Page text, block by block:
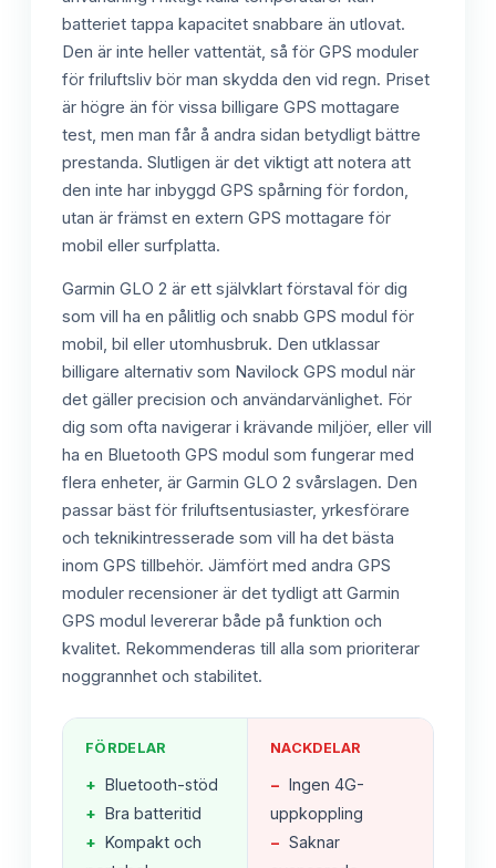
batteriet tappa kapacitet snabbare än utlovat.
Den är inte heller vattentät, så för GPS moduler
för friluftsliv bör man skydda den vid regn. Priset
är högre än för vissa billigare GPS mottagare
test, men man får å andra sidan betydligt bättre
prestanda. Slutligen är det viktigt att notera att
den inte har inbyggd GPS spårning för fordon,
utan är främst en extern GPS mottagare för
mobil eller surfplatta.
Garmin GLO 2 är ett självklart förstaval för dig
som vill ha en pålitlig och snabb GPS modul för
mobil, bil eller utomhusbruk. Den utklassar
billigare alternativ som Navilock GPS modul när
det gäller precision och användarvänlighet. För
dig som ofta navigerar i krävande miljöer, eller vill
ha en Bluetooth GPS modul som fungerar med
flera enheter, är Garmin GLO 2 svårslagen. Den
passar bäst för friluftsentusiaster, yrkesförare
och teknikintresserade som vill ha det bästa
inom GPS tillbehör. Jämfört med andra GPS
moduler recensioner är det tydligt att Garmin
GPS modul levererar både på funktion och
kvalitet. Rekommenderas till alla som prioriterar
noggrannhet och stabilitet.
FÖRDELAR
+ Bluetooth-stöd
+ Bra batteritid
+ Kompakt och
NACKDELAR
− Ingen 4G-
uppkoppling
− Saknar